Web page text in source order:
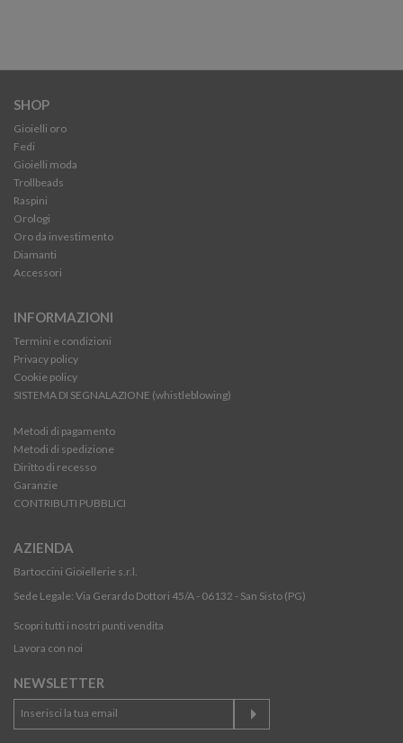
SHOP
Gioielli oro
Fedi
Gioielli moda
Trollbeads
Raspini
Orologi
Oro da investimento
Diamanti
Accessori
INFORMAZIONI
Termini e condizioni
Privacy policy
Cookie policy
SISTEMA DI SEGNALAZIONE (whistleblowing)
Metodi di pagamento
Metodi di spedizione
Diritto di recesso
Garanzie
CONTRIBUTI PUBBLICI
AZIENDA
Bartoccini Gioiellerie s.r.l.
Sede Legale: Via Gerardo Dottori 45/A - 06132 - San Sisto (PG)
Scopri tutti i nostri punti vendita
Lavora con noi
NEWSLETTER